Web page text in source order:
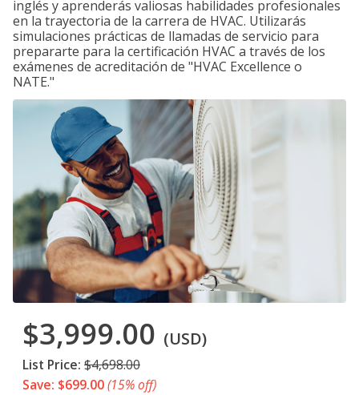
inglés y aprenderás valiosas habilidades profesionales
en la trayectoria de la carrera de HVAC. Utilizarás
simulaciones prácticas de llamadas de servicio para
prepararte para la certificación HVAC a través de los
exámenes de acreditación de "HVAC Excellence o
NATE."
$3,999.00 (USD)
List Price: $4,698.00
Save: $699.00(15% off)